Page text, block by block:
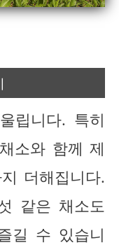
립니다. 특히
소와 함께 제
더해집니다.
같은 채소도
길 수 있습니